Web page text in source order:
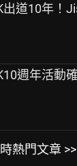
出道10年！
週年活動
熱門文章 >>